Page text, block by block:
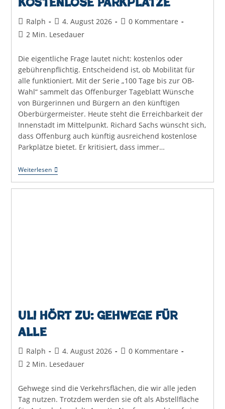
Beitrags-
Autor:
Ralph
Beitrag
veröffentlicht:
4. August 2026
Beitrags-
0 Kommentare
Lesedauer:
2 Min. Lesedauer
Die eigentliche Frage lautet nicht: kostenlos oder
gebührenpflichtig. Entscheidend ist, ob Mobilität für
alle funktioniert. Mit der Serie „100 Tage bis zur OB-
Wahl“ sammelt das Offenburger Tageblatt Wünsche
von Bürgerinnen und Bürgern an den künftigen
Oberbürgermeister. Heute steht die Erreichbarkeit der
Innenstadt im Mittelpunkt. Richard Sachs wünscht sich,
dass Offenburg auch künftig ausreichend kostenlose
Parkplätze bietet. Er kritisiert, dass immer…
WeiterlesenUli
Hört
Uli hört zu: Gehwege für
alle
Beitrags-
Autor:
Ralph
Beitrag
veröffentlicht:
4. August 2026
Beitrags-
0 Kommentare
Lesedauer:
2 Min. Lesedauer
Gehwege sind die Verkehrsflächen, die wir alle jeden
Tag nutzen. Trotzdem werden sie oft als Abstellfläche